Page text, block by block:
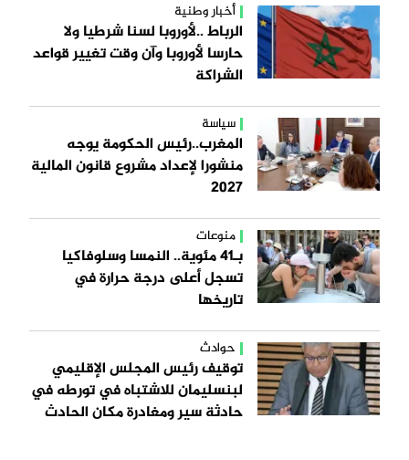
أخبار وطنية
الرباط ..لأوروبا لسنا شرطيا ولا
حارسا لأوروبا وآن وقت تغيير قواعد
الشراكة
سياسة
المغرب..رئيس الحكومة يوجه
منشورا لإعداد مشروع قانون المالية
2027
منوعات
بـ41 مئوية.. النمسا وسلوفاكيا
تسجل أعلى درجة حرارة في
تاريخها
حوادث
توقيف رئيس المجلس الإقليمي
لبنسليمان للاشتباه في تورطه في
حادثة سير ومغادرة مكان الحادث